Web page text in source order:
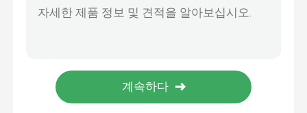
투명한 아크릴 시트